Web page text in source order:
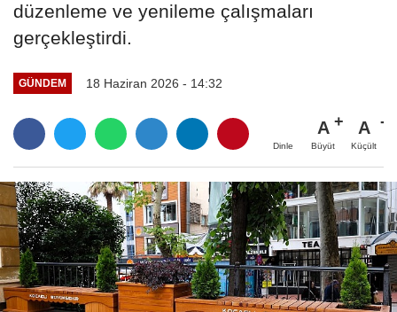
düzenleme ve yenileme çalışmaları
gerçekleştirdi.
GÜNDEM 18 Haziran 2026 - 14:32
Dinle
A
Büyüt
A
Küçült